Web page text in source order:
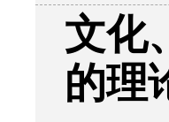
文化
的理